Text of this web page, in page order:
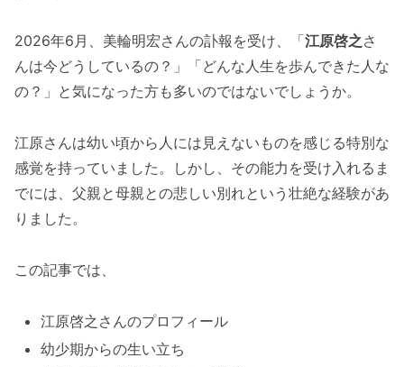
2026年6月、美輪明宏さんの訃報を受け、「江原啓之さ
んは今どうしているの？」「どんな人生を歩んできた人な
の？」と気になった方も多いのではないでしょうか。
江原さんは幼い頃から人には見えないものを感じる特別な
感覚を持っていました。しかし、その能力を受け入れるま
でには、父親と母親との悲しい別れという壮絶な経験があ
りました。
この記事では、
江原啓之さんのプロフィール
幼少期からの生い立ち